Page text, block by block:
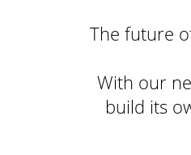
The future
With our
build its